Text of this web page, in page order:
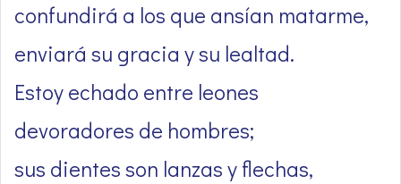
confundirá a los que ansían matarme,
enviará su gracia y su lealtad.
Estoy echado entre leones
devoradores de hombres;
sus dientes son lanzas y flechas,